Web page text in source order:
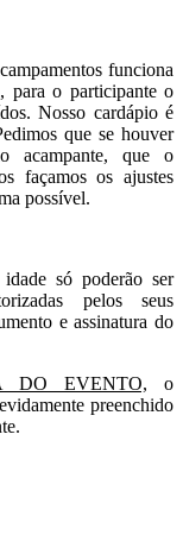
funciona
para o participante o
Nosso cardápio é
que se houver
acampante, que o
façamos os ajustes
possível.
só poderão ser
pelos seus
e assinatura do
DO EVENTO, o
preenchido